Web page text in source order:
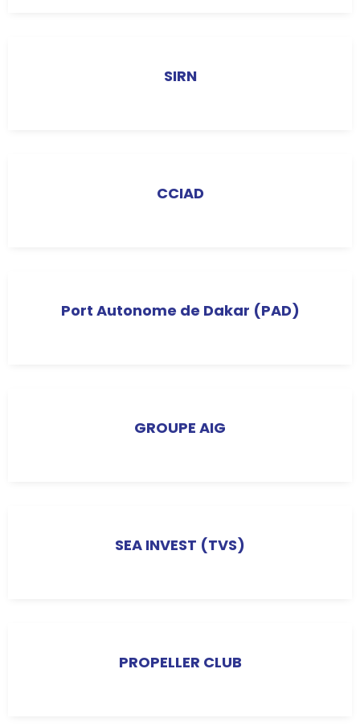
SIRN
CCIAD
Port Autonome de Dakar (PAD)
GROUPE AIG
SEA INVEST (TVS)
PROPELLER CLUB